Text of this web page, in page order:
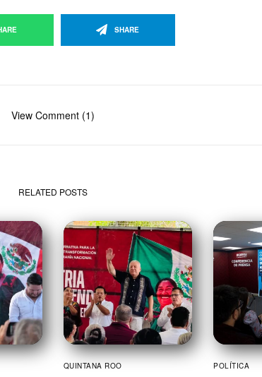
SHARE
View Comment (1)
RELATED POSTS
QUINTANA ROO POLÍTICA